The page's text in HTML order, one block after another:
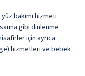
bakımı hizmeti
gibi dinlenme
için ayrıca
hizmetleri ve bebek